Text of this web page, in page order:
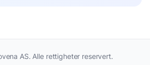
AS. Alle rettigheter reservert.